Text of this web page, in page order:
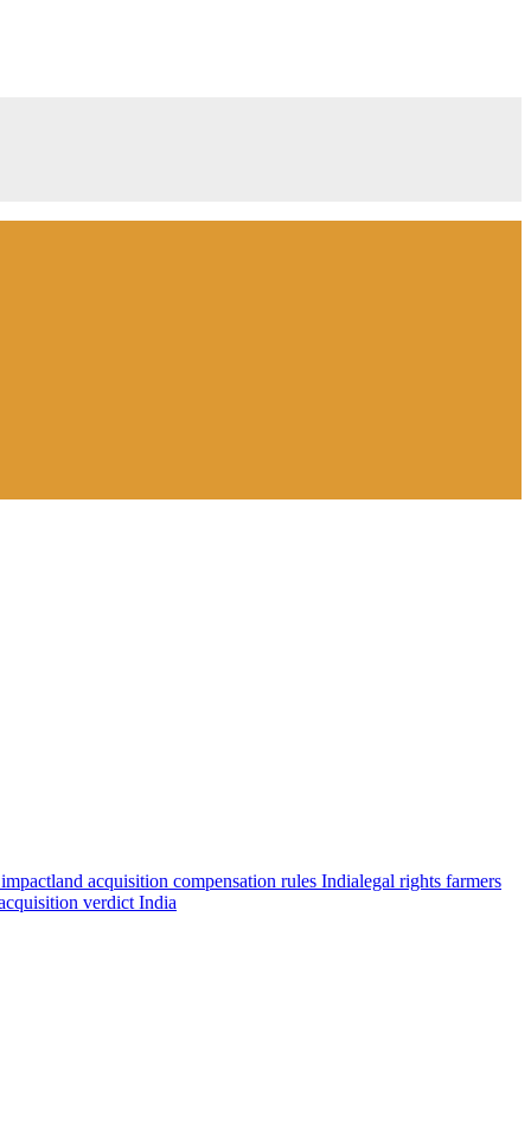
land acquisition compensation rules Indialegal rights farmers
verdict India